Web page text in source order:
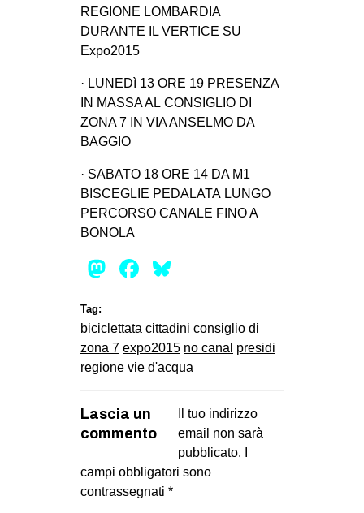
REGIONE LOMBARDIA
DURANTE IL VERTICE SU
Expo2015
· LUNEDì 13 ORE 19 PRESENZA
IN MASSA AL CONSIGLIO DI
ZONA 7 IN VIA ANSELMO DA
BAGGIO
· SABATO 18 ORE 14 DA M1
BISCEGLIE PEDALATA LUNGO
PERCORSO CANALE FINO A
BONOLA
Mastodon
Facebook
Tag:
biciclettata cittadini consiglio di
zona 7 expo2015 no canal presidi
regione vie d'acqua
Lascia un
commento
Il tuo indirizzo
email non sarà
pubblicato.
campi obbligatori sono
contrassegnati *